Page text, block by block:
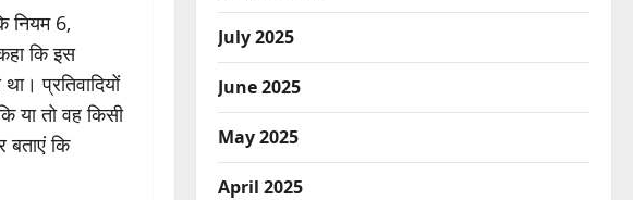
नियम 6,
कि इस
प्रतिवादियों
या तो वह किसी
बताएं कि
July 2025
June 2025
May 2025
April 2025